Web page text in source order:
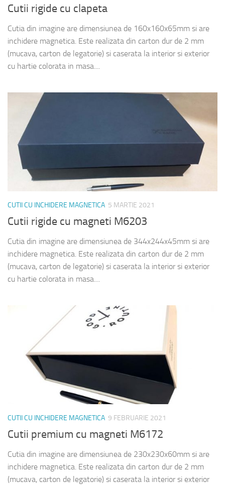
Cutii rigide cu clapeta
Cutia din imagine are dimensiunea de 160x160x65mm si are
inchidere magnetica. Este realizata din carton dur de 2 mm
(mucava, carton de legatorie) si caserata la interior si exterior
cu hartie colorata in masa....
CUTII CU INCHIDERE MAGNETICA 5 MARTIE 2021
Cutii rigide cu magneti M6203
Cutia din imagine are dimensiunea de 344x244x45mm si are
inchidere magnetica. Este realizata din carton dur de 2 mm
(mucava, carton de legatorie) si caserata la interior si exterior
cu hartie colorata in masa....
CUTII CU INCHIDERE MAGNETICA 9 FEBRUARIE 2021
Cutii premium cu magneti M6172
Cutia din imagine are dimensiunea de 230x230x60mm si are
inchidere magnetica. Este realizata din carton dur de 2 mm
(mucava, carton de legatorie) si caserata la interior si exterior